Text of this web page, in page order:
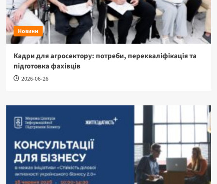
Новини
Кадри для агросектору: потреби, перекваліфікація та
підготовка фахівців
2026-06-26